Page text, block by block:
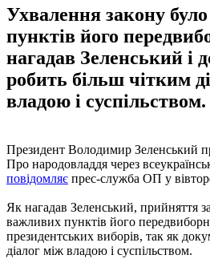
Ухвалення закону було
пунктів його
нагадав Зеленський і
робить більш чітким
владою і суспільством.
Президент Володимир Зеленський
Про народовладдя через
повідомляє прес-служба ОП у
Як нагадав Зеленський, прийняття
важливих пунктів його
президентських виборів, так як
діалог між владою і суспільством.